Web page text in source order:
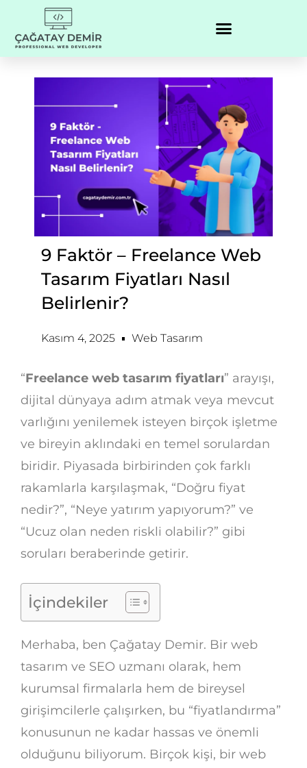
9 Faktör – Freelance Web
Tasarım Fiyatları Nasıl
Belirlenir?
Kasım 4, 2025 Web Tasarım
“Freelance web tasarım fiyatları” arayışı,
dijital dünyaya adım atmak veya mevcut
varlığını yenilemek isteyen birçok işletme
ve bireyin aklındaki en temel sorulardan
biridir. Piyasada birbirinden çok farklı
rakamlarla karşılaşmak, “Doğru fiyat
nedir?”, “Neye yatırım yapıyorum?” ve
“Ucuz olan neden riskli olabilir?” gibi
soruları beraberinde getirir.
İçindekiler
Merhaba, ben Çağatay Demir. Bir web
tasarım ve SEO uzmanı olarak, hem
kurumsal firmalarla hem de bireysel
girişimcilerle çalışırken, bu “fiyatlandırma”
konusunun ne kadar hassas ve önemli
olduğunu biliyorum. Birçok kişi, bir web